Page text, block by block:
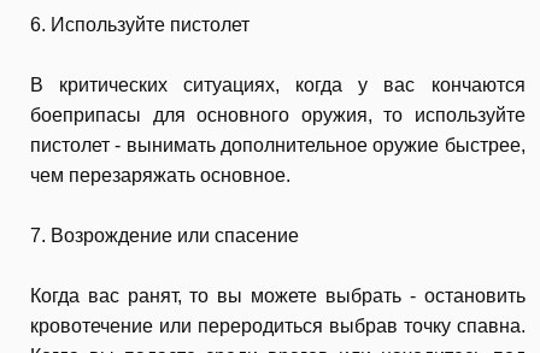
6. Используйте пистолет
В критических ситуациях, когда у вас кончаются
боеприпасы для основного оружия, то используйте
пистолет - вынимать дополнительное оружие быстрее,
чем перезаряжать основное.
7. Возрождение или спасение
Когда вас ранят, то вы можете выбрать - остановить
кровотечение или переродиться выбрав точку спавна.